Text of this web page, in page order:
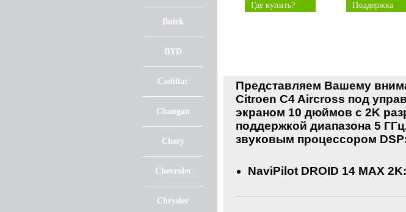
Buick
BYD
Cadillac
Changan
Chery
Chevrolet
Chrysler
Где купить? Поддержка
Представляем Вашему
Citroen C4 Aircross под
экраном 10 дюймов с 2K
поддержкой диапазона 5
звуковым процессором
NaviPilot DROID 14 MAX